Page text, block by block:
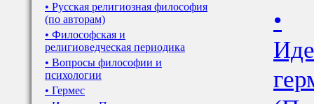
• Русская религиозная философия
(по авторам)
• Философская и
религиоведческая периодика
• Вопросы философии и
психологии
• Гермес
•